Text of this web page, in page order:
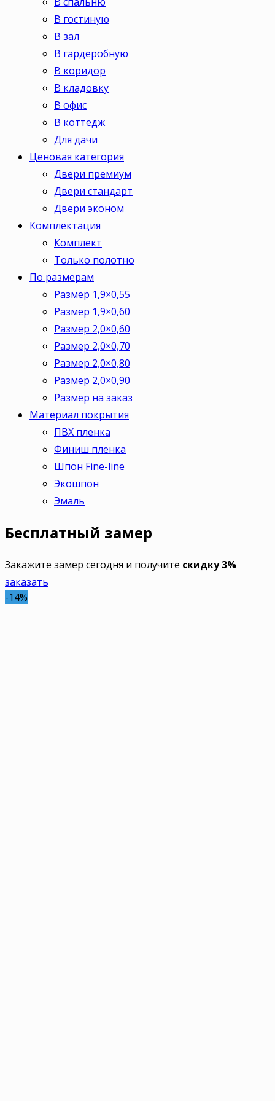
В гостиную
В зал
В гардеробную
В коридор
В кладовку
В офис
В коттедж
Для дачи
Ценовая категория
Двери премиум
Двери стандарт
Двери эконом
Комплектация
Комплект
Только полотно
По размерам
Размер 1,9×0,55
Размер 1,9×0,60
Размер 2,0×0,60
Размер 2,0×0,70
Размер 2,0×0,80
Размер 2,0×0,90
Размер на заказ
Материал покрытия
ПВХ пленка
Финиш пленка
Шпон Fine-line
Экошпон
Эмаль
Бесплатный замер
Закажите замер сегодня и получите скидку 3%
заказать
-14%